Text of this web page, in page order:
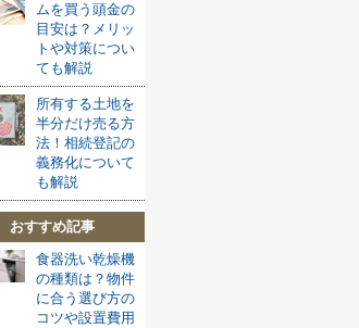
ムを買う頭金の
目安は？メリッ
トや対策につい
ても解説
所有する土地を
半分だけ売る方
法！相続登記の
義務化について
も解説
おすすめ記事
食器洗い乾燥機
の種類は？物件
に合う選び方の
コツや設置費用